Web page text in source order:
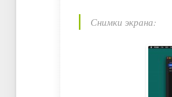
Снимки экрана: